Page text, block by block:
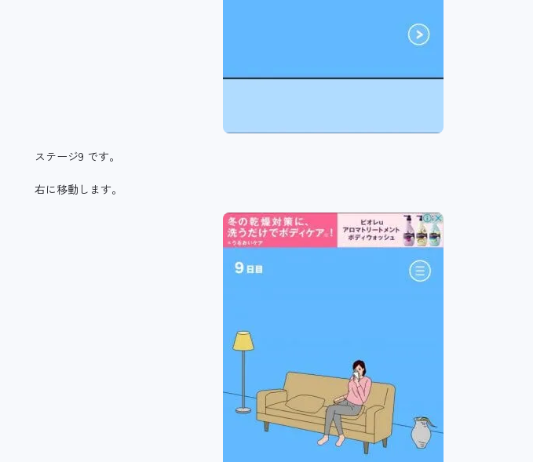
ステージ9 です。
右に移動します。